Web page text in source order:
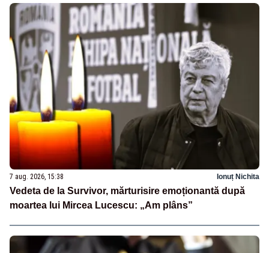
7 aug. 2026, 15:38 Ionuț Nichita
Vedeta de la Survivor, mărturisire emoționantă după
moartea lui Mircea Lucescu: „Am plâns”